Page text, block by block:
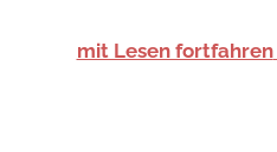
mit Lesen fortfahren